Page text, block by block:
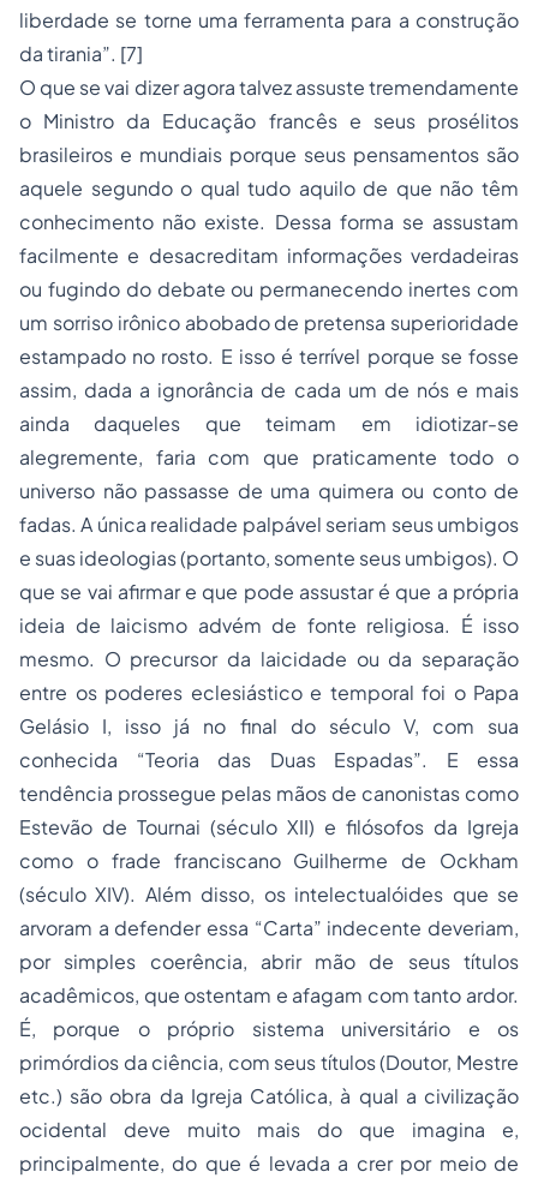
liberdade se torne uma ferramenta para a construção
da tirania”. [7]
O que se vai dizer agora talvez assuste tremendamente
o Ministro da Educação francês e seus prosélitos
brasileiros e mundiais porque seus pensamentos são
aquele segundo o qual tudo aquilo de que não têm
conhecimento não existe. Dessa forma se assustam
facilmente e desacreditam informações verdadeiras
ou fugindo do debate ou permanecendo inertes com
um sorriso irônico abobado de pretensa superioridade
estampado no rosto. E isso é terrível porque se fosse
assim, dada a ignorância de cada um de nós e mais
ainda daqueles que teimam em idiotizar-se
alegremente, faria com que praticamente todo o
universo não passasse de uma quimera ou conto de
fadas. A única realidade palpável seriam seus umbigos
e suas ideologias (portanto, somente seus umbigos). O
que se vai afirmar e que pode assustar é que a própria
ideia de laicismo advém de fonte religiosa. É isso
mesmo. O precursor da laicidade ou da separação
entre os poderes eclesiástico e temporal foi o Papa
Gelásio I, isso já no final do século V, com sua
conhecida “Teoria das Duas Espadas”. E essa
tendência prossegue pelas mãos de canonistas como
Estevão de Tournai (século XII) e filósofos da Igreja
como o frade franciscano Guilherme de Ockham
(século XIV). Além disso, os intelectualóides que se
arvoram a defender essa “Carta” indecente deveriam,
por simples coerência, abrir mão de seus títulos
acadêmicos, que ostentam e afagam com tanto ardor.
É, porque o próprio sistema universitário e os
primórdios da ciência, com seus títulos (Doutor, Mestre
etc.) são obra da Igreja Católica, à qual a civilização
ocidental deve muito mais do que imagina e,
principalmente, do que é levada a crer por meio de